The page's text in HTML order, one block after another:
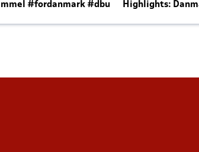
#fordanmark #dbu
Highlights: